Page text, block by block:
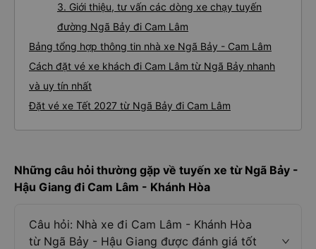
3. Giới thiệu, tư vấn các dòng xe chạy tuyến
đường Ngã Bảy đi Cam Lâm
Bảng tổng hợp thông tin nhà xe Ngã Bảy - Cam Lâm
Cách đặt vé xe khách đi Cam Lâm từ Ngã Bảy nhanh
và uy tín nhất
Đặt vé xe Tết 2027 từ Ngã Bảy đi Cam Lâm
Những câu hỏi thường gặp về tuyến xe từ Ngã Bảy -
Hậu Giang đi Cam Lâm - Khánh Hòa
Câu hỏi: Nhà xe đi Cam Lâm - Khánh Hòa
từ Ngã Bảy - Hậu Giang được đánh giá tốt